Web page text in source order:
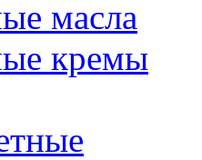
масла
кремы